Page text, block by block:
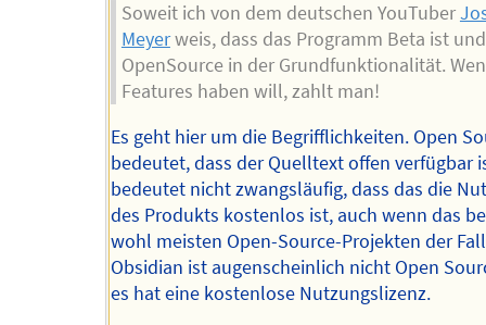
Soweit ich von dem deutschen YouTuber
Meyerweis, dass das Programm Beta ist und
OpenSource in der Grundfunktionalität.
Features haben will, zahlt man!
Es geht hier um die Begrifflichkeiten. Open
bedeutet, dass der Quelltext offen verfügbar
bedeutet nicht zwangsläufig, dass das die
des Produkts kostenlos ist, auch wenn das
wohl meisten Open-Source-Projekten der
Obsidian ist augenscheinlich nicht Open
es hat eine kostenlose Nutzungslizenz.